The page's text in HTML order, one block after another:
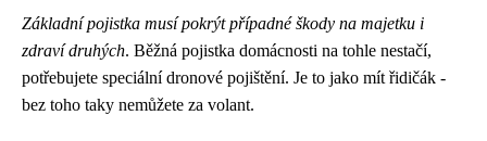
Základní pojistka musí pokrýt případné škody na majetku i
zdraví druhých. Běžná pojistka domácnosti na tohle nestačí,
potřebujete speciální dronové pojištění. Je to jako mít řidičák -
bez toho taky nemůžete za volant.